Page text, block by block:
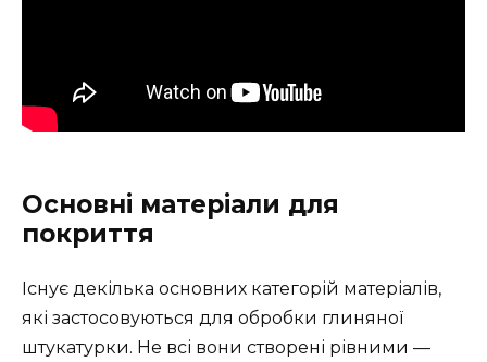
Основні матеріали для
покриття
Існує декілька основних категорій матеріалів,
які застосовуються для обробки глиняної
штукатурки. Не всі вони створені рівними —